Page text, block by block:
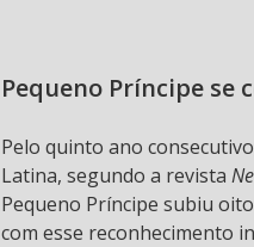
Pequeno Príncipe
Pelo quinto ano
Latina, segundo a revista
Pequeno Príncipe subiu
com esse reconhecimento